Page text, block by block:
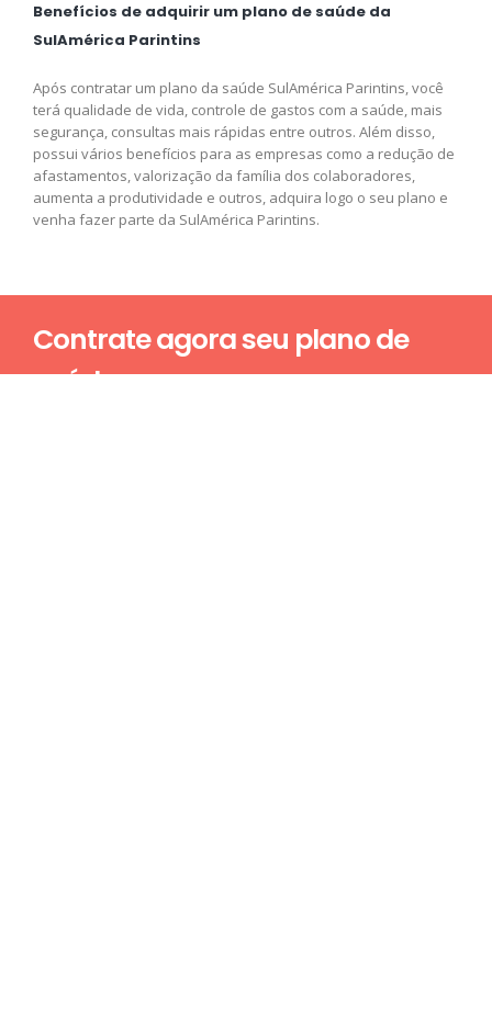
Benefícios de adquirir um plano de saúde da
SulAmérica Parintins
Após contratar um plano da saúde SulAmérica Parintins, você
terá qualidade de vida, controle de gastos com a saúde, mais
segurança, consultas mais rápidas entre outros. Além disso,
possui vários benefícios para as empresas como a redução de
afastamentos, valorização da família dos colaboradores,
aumenta a produtividade e outros, adquira logo o seu plano e
venha fazer parte da SulAmérica Parintins.
Contrate agora seu plano de
saúde